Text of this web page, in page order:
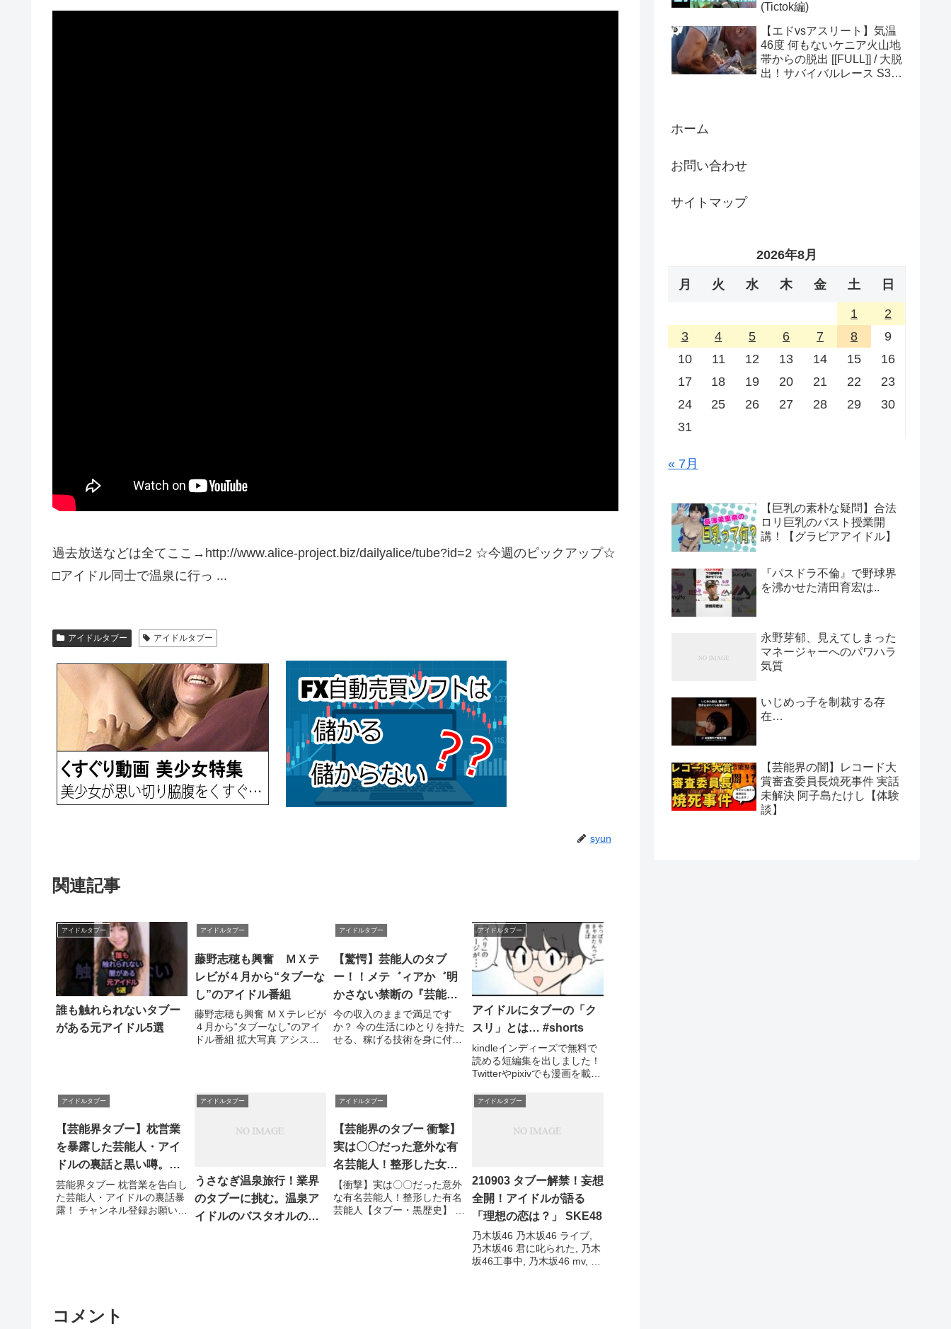
過去放送などは全てここ→http://www.alice-project.biz/dailyalice/tube?id=2 ☆今週のピックアップ☆
□アイドル同士で温泉に行っ ...
アイドルタブー アイドルタブー
syun
関連記事
アイドルタブー
誰も触れられないタブー
がある元アイドル5選
アイドルタブー
藤野志穂も興奮 ＭＸテ
レビが４月から“タブーな
し”のアイドル番組
藤野志穂も興奮 ＭＸテレビが
４月から“タブーなし”のアイ
ドル番組 拡大写真 アシスタ
アイドルタブー
【驚愕】芸能人のタブ
ー！！メテ゛ィアか゛明
かさない禁断の『芸能界
のタフ゛ー』まとめ
part1 大人気女性歌手
のタブーがヤバイ??
今の収入のままで満足です
か？ 今の生活にゆとりを持た
せる、稼げる技術を身に付け
アイドルタブー
アイドルにタブーの「ク
スリ」とは… #shorts
kindleインディーズで無料で
読める短編集を出しました！
Twitterやpixivでも漫画を載せ
ート
アイドルタブー
【芸能界タブー】枕営業
を暴露した芸能人・アイ
ドルの裏話と黒い噂。芸
能界と所属事務所
芸能界タブー 枕営業を告白し
た芸能人・アイドルの裏話暴
露！ チャンネル登録お願いし
アイドルタブー
うさなぎ温泉旅行！業界
のタブーに挑む。温泉ア
イドルのバスタオルの下
アイドルタブー
【芸能界のタブー 衝撃】
実は〇〇だった意外な有
名芸能人！整形した女
優・アイドル【黒歴史】
【衝撃】実は〇〇だった意外
な有名芸能人！整形した有名
芸能人【タブー・黒歴史】 芸
アイドルタブー
210903 タブー解禁！妄想
全開！アイドルが語る
「理想の恋は？」 SKE48
乃木坂46 乃木坂46 ライブ,
乃木坂46 君に叱られた, 乃木
坂46工事中, 乃木坂46 mv, 乃
コメント
(Tictok編)
【エドvsアスリート】気温
46度 何もないケニア火山地
帯からの脱出 [[FULL]] / 大脱
出！サバイバルレース S3
ホーム
お問い合わせ
サイトマップ
2026年8月
月 火 水 木 金 土 日
1
2
3
4 5 6 7 8
9
10
11 12 13 14 15
16
17
18 19 20 21 22
23
24
25 26 27 28 29
30
31
« 7月
【巨乳の素朴な疑問】合法
ロリ巨乳のバスト授業開
講！【グラビアアイドル】
『パスドラ不倫』で野球界
を沸かせた清田育宏は..
永野芽郁、見えてしまった
マネージャーへのパワハラ
気質
いじめっ子を制裁する存
在…
【芸能界の闇】レコード大
賞審査委員長焼死事件 実話
未解決 阿子島たけし【体験
談】